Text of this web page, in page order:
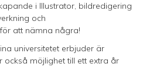
i Illustrator, bildredigering
och
att nämna några!
universitetet erbjuder är
möjlighet till ett extra år